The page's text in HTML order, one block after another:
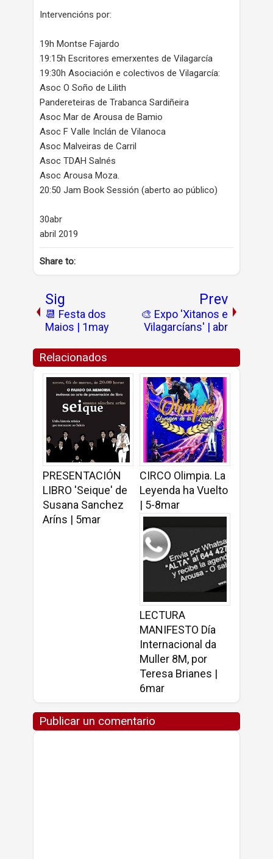
Intervencións por:
19h Montse Fajardo
19:15h Escritores emerxentes de Vilagarcía
19:30h Asociación e colectivos de Vilagarcía:
Asoc O Soño de Lilith
Pandereteiras de Trabanca Sardiñeira
Asoc Mar de Arousa de Bamio
Asoc F Valle Inclán de Vilanoca
Asoc Malveiras de Carril
Asoc TDAH Salnés
Asoc Arousa Moza.
20:50 Jam Book Sessión (aberto ao público)
30abr
abril 2019
Share to:
Sig
📆 Festa dos
Maios | 1may
Prev
🎨 Expo 'Xitanos e
Vilagarcíans' | abr
Relacionados
PRESENTACIÓN
LIBRO 'Seique' de
Susana Sanchez
Aríns | 5mar
CIRCO Olimpia. La
Leyenda ha Vuelto
| 5-8mar
LECTURA
MANIFESTO Día
Internacional da
Muller 8M, por
Teresa Brianes |
6mar
Publicar un comentario